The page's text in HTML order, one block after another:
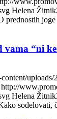
Helena Žitnik
prednostih
vama “ni
http://
Helena Žitnik
sodelovati,